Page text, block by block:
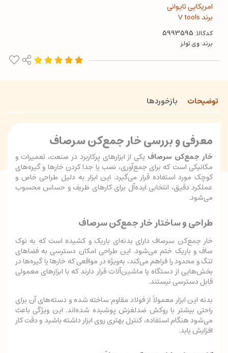
امریکایی تایوانی
برند V tools
کدکالا:
برند:وی تولز
توضیحات بازخوردها
معرفی و بررسی خار جمع‌کن سرصاف
خار جمع‌کن سرصاف یکی از ابزارهای پرکاربرد در صنعت، تعمیرات و
مکانیکی است که برای جمع‌آوری، نصب یا جدا کردن خارها و گیره‌های
کوچک مورد استفاده قرار می‌گیرد. این ابزار به دلیل طراحی خاص و
عملکرد دقیق، انتخابی ایده‌آل برای کارهای ظریف و حساس محسوب
می‌شود.
طراحی و ساختار خار جمع‌کن سرصاف
خار جمع‌کن سرصاف دارای بدنه‌ای باریک و کشیده است که به نوک
صاف و باریک ختم می‌شود. این طراحی امکان دسترسی به فضاهای
تنگ و محدود را فراهم می‌کند، به‌ویژه در مواقعی که خارها یا گیره‌ها در
بخش‌هایی از دستگاه یا ماشین‌آلات قرار دارند که با ابزارهای معمولی
قابل دسترسی نیستند.
بدنه این ابزار معمولاً از فولاد مقاوم ساخته شده و دسته‌های آن برای
راحتی بیشتر با روکش ضدلغزش پوشیده شده‌اند. این ویژگی باعث
می‌شود هنگام استفاده، کنترل بهتری روی ابزار داشته باشید و دقت کار
افزایش یابد.